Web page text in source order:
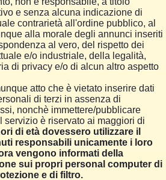
e senza alcuna indicazione di
contrarietà all'ordine pubblico, al
alla morale degli annunci inseriti
al vero, del rispetto dei
e/o industriale, della legalità,
di privacy e/o di alcun altro aspetto
atto che è vietato inserire dati
di terzi in assenza di
nonchè immettere/pubblicare
servizio è riservato ai maggiori di
di età dovessero utilizzare il
responsabili unicamente i loro
vengono informati della
sui propri personal computer di
e di filtro.